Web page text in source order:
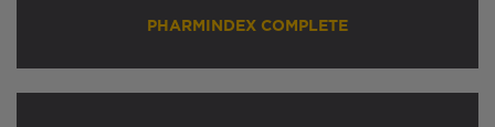
PHARMINDEX COMPLETE